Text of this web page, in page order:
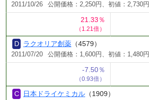
2011/10/26 公開価格：2,250円、初値：2,730円
21.33％
（1.21倍）
ラクオリア創薬 （4579）
2011/07/20 公開価格：1,600円、初値：1,480円
-7.50％
（0.93倍）
日本ドライケミカル （1909）